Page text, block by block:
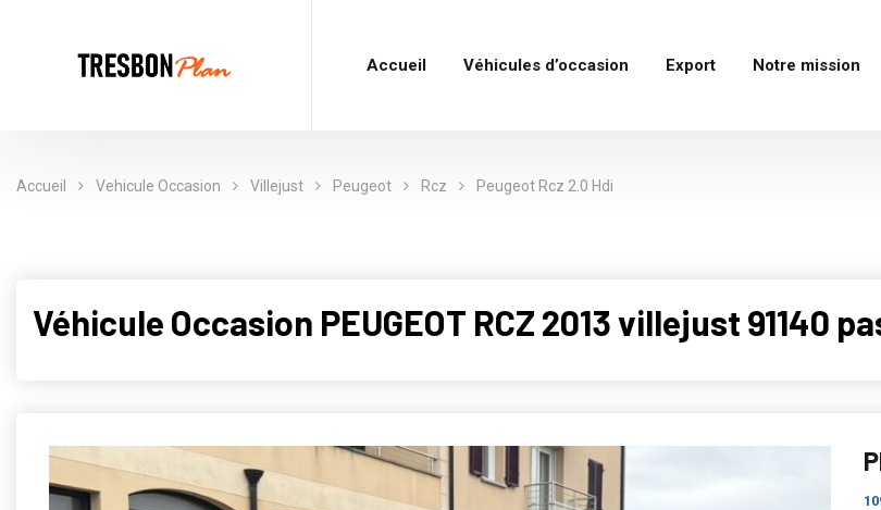
Accueil Véhicules d’occasion Export Notre mission
Accueil Vehicule Occasion Villejust Peugeot Rcz Peugeot Rcz 2.0 Hdi
Véhicule Occasion PEUGEOT RCZ 2013 villejust 91140